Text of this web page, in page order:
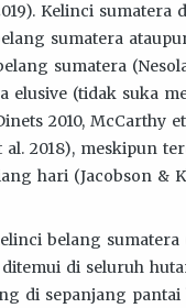
Kelinci sumatera
sumatera
sumatera
elusive (tidak suka
2010, McCarthy et
al. 2018), meskipun
hari (Jacobson &
belang sumatera
di seluruh
di sepanjang pantai